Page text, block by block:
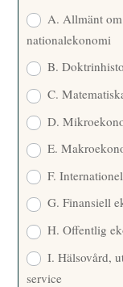
A. Allmänt
nationalekonomi
B.
C.
D.
E.
F.
G. Finansiell
H. Offentlig
I. Hälsovård,
service